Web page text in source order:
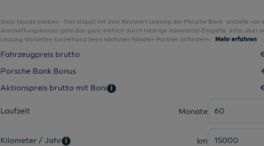
Komfortpaket
Komfortpaket Sitze
Komfortschlüssel
Kopfstützen hinten 3 Stück
Kopfstützen vorne
Media-Schnittstelle
Stets liquide bleiben - Das klappt mit dem Restwert Leasing der Porsche Bank: anstelle von
Anschaffungskosten geht das ganz einfach durch niedrige monatliche Entgelte. Infos über
Leasing-Varianten kurzerhand beim nächsten Händler-Partner anfordern.
Mehr erfahren
Fahrzeugpreis brutto
Porsche Bank Bonus
Aktionspreis brutto mit Boni i
Laufzeit Monate 60
Kilometer / Jahr i km 15000